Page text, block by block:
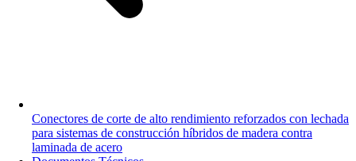
Conectores de corte de alto rendimiento reforzados con lechada
para sistemas de construcción híbridos de madera contra
laminada de acero